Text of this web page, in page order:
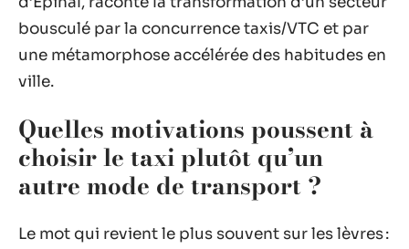
bousculé par la concurrence taxis/VTC et par
une métamorphose accélérée des habitudes en
ville.
Quelles motivations poussent à
choisir le taxi plutôt qu’un
autre mode de transport ?
Le mot qui revient le plus souvent sur les lèvres :